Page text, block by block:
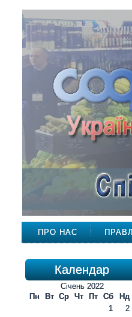
ПРО НАС
Календар
Січень 2022
Пн
Вт Ср Чт Пт Сб Нд
1
2